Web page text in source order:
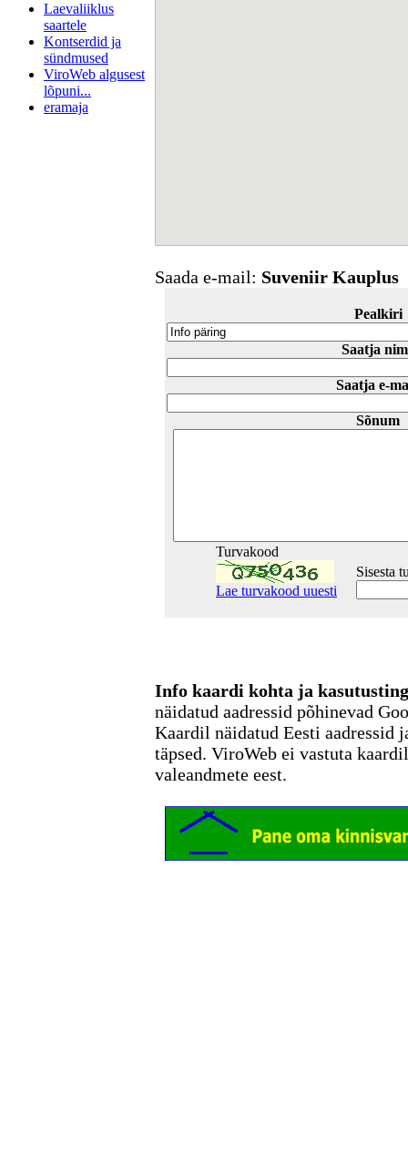
Laevaliiklus
saartele
Kontserdid ja
sündmused
ViroWeb algusest
lõpuni...
eramaja
Saada e-mail: Suveniir Kauplus
Pealkiri
Saatja
Saatja e-
Sõnum
Turvakood
Lae turvakood uuesti
Sisesta
Info kaardi kohta ja
näidatud aadressid põhinevad
Kaardil näidatud Eesti aadressid
täpsed. ViroWeb ei vastuta
valeandmete eest.